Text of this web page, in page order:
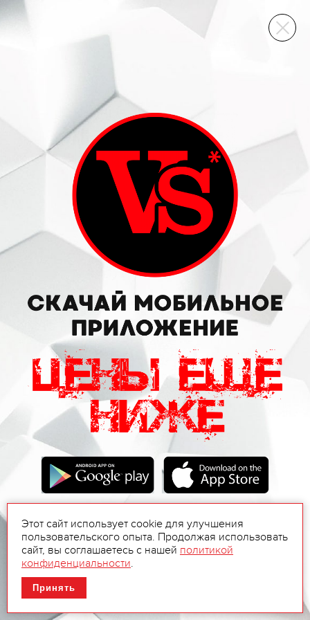
ВИННЫЙ СКЛАД
Этот сайт использует cookie для улучшения
пользовательского опыта. Продолжая использовать
сайт, вы соглашаетесь с нашей политикой
конфиденциальности.
Принять